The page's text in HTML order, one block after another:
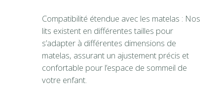
Compatibilité étendue avec les matelas : Nos
lits existent en différentes tailles pour
s’adapter à différentes dimensions de
matelas, assurant un ajustement précis et
confortable pour l’espace de sommeil de
votre enfant.